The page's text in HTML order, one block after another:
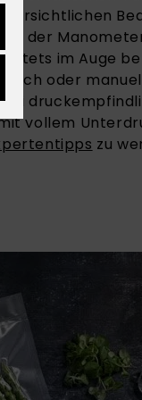
der
stets im Auge
oder
vollem
zu